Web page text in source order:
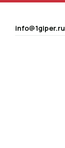
info@1giper.ru